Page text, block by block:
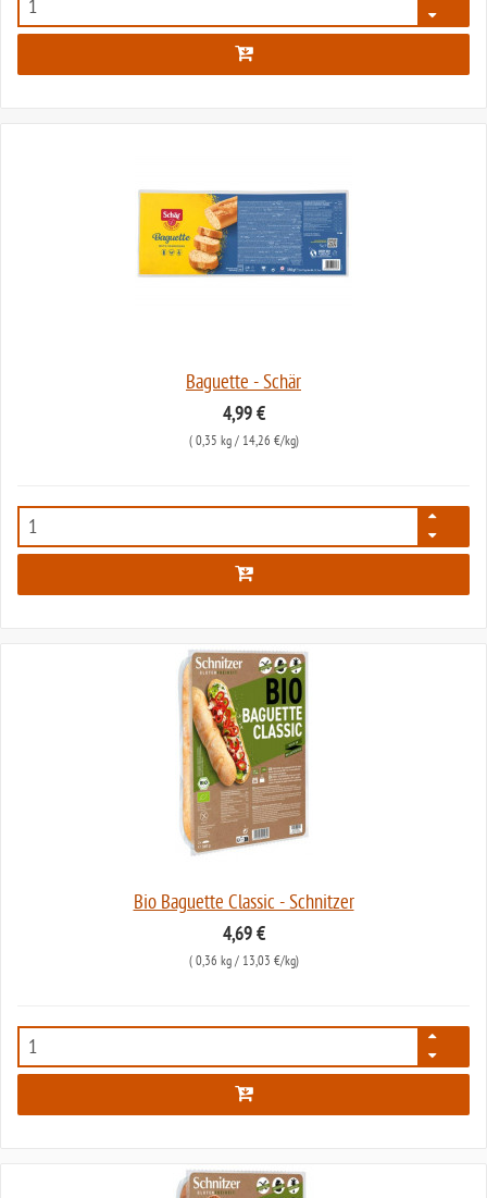
28
Baguette - Schär
4,99 €
( 0,35 kg/ 14,26 €/kg)
29
Bio Baguette Classic - Schnitzer
4,69 €
( 0,36 kg/ 13,03 €/kg)
1648